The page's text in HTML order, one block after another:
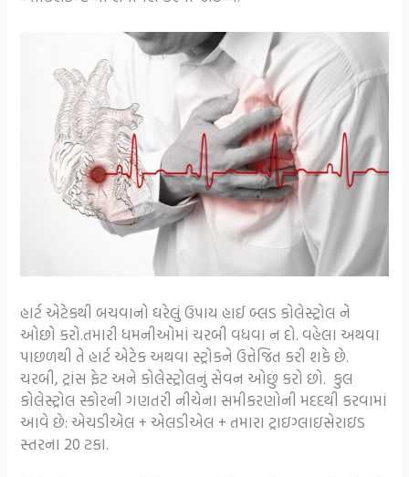
હાર્ટ એટેકથી બચવાનો ઘરેલું ઉપાય હાઈ બ્લડ કોલેસ્ટ્રોલ ને
ઓછો કરો.તમારી ધમનીઓમાં ચરબી વધવા ન દો. વહેલા અથવા
પાછળથી તે હાર્ટ એટેક અથવા સ્ટ્રોકને ઉત્તેજિત કરી શકે છે.
ચરબી, ટ્રાંસ ફેટ અને કોલેસ્ટ્રોલનું સેવન ઓછું કરો છો. કુલ
કોલેસ્ટ્રોલ સ્કોરની ગણતરી નીચેના સમીકરણોની મદદથી કરવામાં
આવે છે: એચડીએલ + એલડીએલ + તમારા ટ્રાઇગ્લાઇસેરાઇડ
સ્તરના 20 ટકા.